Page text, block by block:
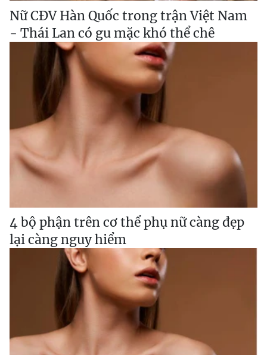
Nữ CĐV Hàn Quốc trong trận Việt Nam
- Thái Lan có gu mặc khó thể chê
4 bộ phận trên cơ thể phụ nữ càng đẹp
lại càng nguy hiểm